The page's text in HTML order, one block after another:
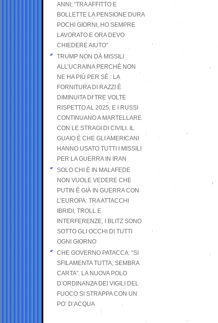
ANNI; “TRA AFFITTO E
BOLLETTE LA PENSIONE DURA
POCHI GIORNI, HO SEMPRE
LAVORATO E ORA DEVO
CHIEDERE AIUTO”
TRUMP NON DÀ MISSILI
ALL’UCRAINA PERCHÉ NON
NE HA PIÙ PER SÉ : LA
FORNITURA DI RAZZI È
DIMINUITA DI TRE VOLTE
RISPETTO AL 2025, E I RUSSI
CONTINUANO A MARTELLARE
CON LE STRAGI DI CIVILI. IL
GUAIO È CHE GLI AMERICANI
HANNO USATO TUTTI I MISSILI
PER LA GUERRA IN IRAN
SOLO CHI È IN MALAFEDE
NON VUOLE VEDERE CHE
PUTIN È GIÀ IN GUERRA CON
L’EUROPA: TRA ATTACCHI
IBRIDI, TROLL E
INTERFERENZE, I BLITZ SONO
SOTTO GLI OCCHI DI TUTTI
OGNI GIORNO
CHE GOVERNO PATACCA. “SI
SFILAMENTA TUTTA, SEMBRA
CARTA”. LA NUOVA POLO
D’ORDINANZA DEI VIGILI DEL
FUOCO SI STRAPPA CON UN
PO’ D’ACQUA